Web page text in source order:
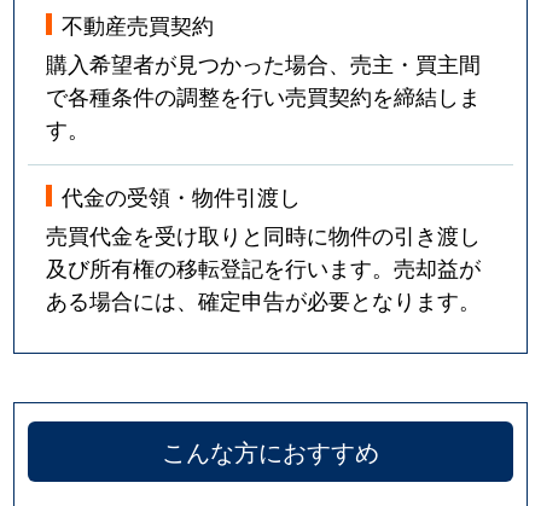
不動産売買契約
購入希望者が見つかった場合、売主・買主間
で各種条件の調整を行い売買契約を締結しま
す。
代金の受領・物件引渡し
売買代金を受け取りと同時に物件の引き渡し
及び所有権の移転登記を行います。売却益が
ある場合には、確定申告が必要となります。
こんな方におすすめ